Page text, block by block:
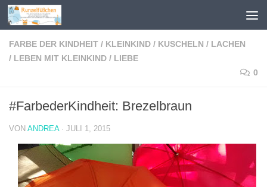
Zum Inhalt springen
FARBE DER KINDHEIT / KLEINKIND / KUSCHELN / LACHEN
/ LEBEN MIT KLEINKIND / LIEBE
0
#FarbederKindheit: Brezelbraun
VON ANDREA · JULI 1, 2015